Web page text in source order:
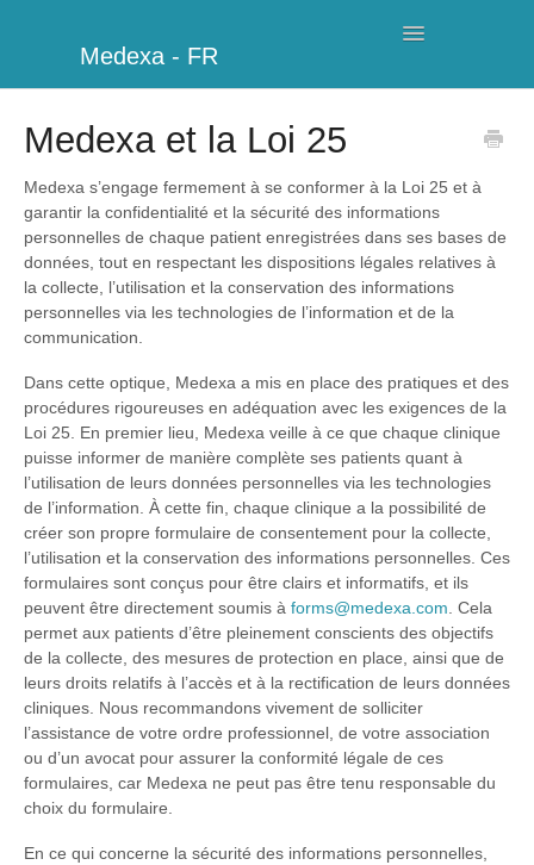
Medexa - FR
Toggle
Facturation
Gestion
Informations complémentaires
Mon compte
Modules supplémentaires
Formations
Medexa et la Loi 25
Medexa s’engage fermement à se conformer à la Loi 25 et à
garantir la confidentialité et la sécurité des informations
personnelles de chaque patient enregistrées dans ses bases de
données, tout en respectant les dispositions légales relatives à
la collecte, l’utilisation et la conservation des informations
personnelles via les technologies de l’information et de la
communication.
Dans cette optique, Medexa a mis en place des pratiques et des
procédures rigoureuses en adéquation avec les exigences de la
Loi 25. En premier lieu, Medexa veille à ce que chaque clinique
puisse informer de manière complète ses patients quant à
l’utilisation de leurs données personnelles via les technologies
de l’information. À cette fin, chaque clinique a la possibilité de
créer son propre formulaire de consentement pour la collecte,
l’utilisation et la conservation des informations personnelles. Ces
formulaires sont conçus pour être clairs et informatifs, et ils
peuvent être directement soumis à forms@medexa.com. Cela
permet aux patients d’être pleinement conscients des objectifs
de la collecte, des mesures de protection en place, ainsi que de
leurs droits relatifs à l’accès et à la rectification de leurs données
cliniques. Nous recommandons vivement de solliciter
l’assistance de votre ordre professionnel, de votre association
ou d’un avocat pour assurer la conformité légale de ces
formulaires, car Medexa ne peut pas être tenu responsable du
choix du formulaire.
En ce qui concerne la sécurité des informations personnelles,